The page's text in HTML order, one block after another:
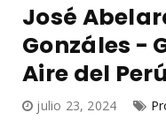
José
Gonzáles -
Aire del Perú
julio 23, 2024